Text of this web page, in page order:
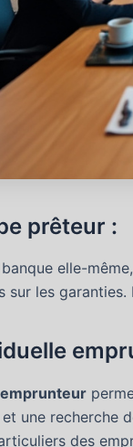
prêteur :
elle-même,
les
une recherche
des